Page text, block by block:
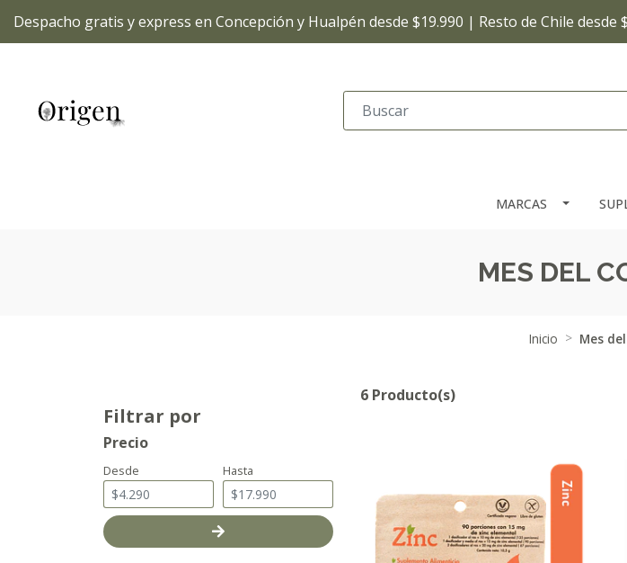
Despacho gratis y express en Concepción y Hualpén desde $19.990 | Resto de Chile desde
MARCAS
MES DEL
Inicio Mes
Filtrar por
Precio
Desde Hasta
6 Producto(s)